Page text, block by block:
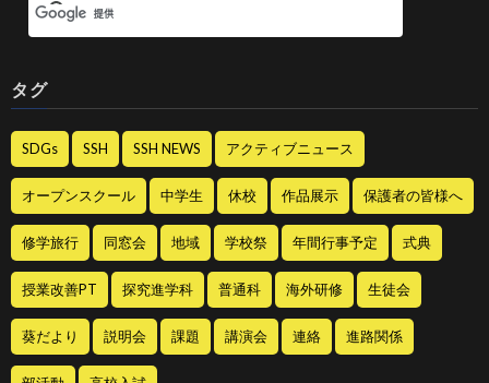
タグ
SDGs SSH SSH NEWS アクティブニュース
オープンスクール 中学生 休校 作品展示 保護者の皆様へ
修学旅行 同窓会 地域 学校祭 年間行事予定 式典
授業改善PT 探究進学科 普通科 海外研修 生徒会
葵だより 説明会 課題 講演会 連絡 進路関係